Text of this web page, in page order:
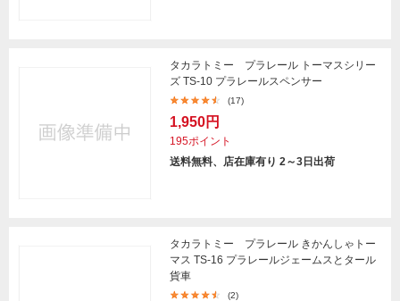
タカラトミー プラレール トーマスシリー
ズ TS-10 プラレールスペンサー
(17)
1,950円
195ポイント
送料無料、店在庫有り 2～3日出荷
タカラトミー プラレール きかんしゃトー
マス TS-16 プラレールジェームスとタール
貨車
(2)